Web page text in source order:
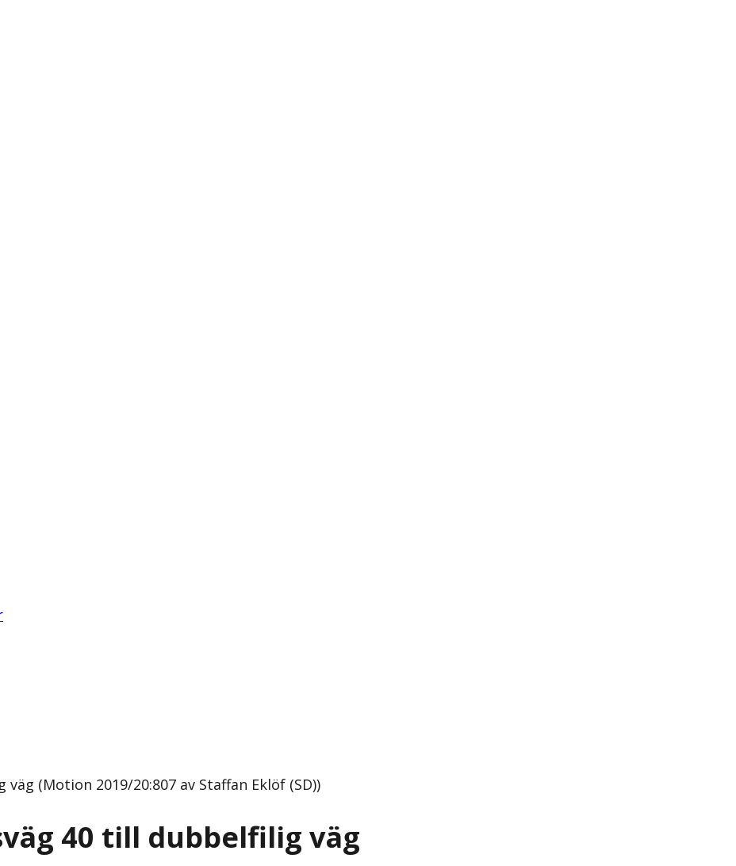
(Motion 2019/20:807 av Staffan Eklöf (SD))
40 till dubbelfilig väg